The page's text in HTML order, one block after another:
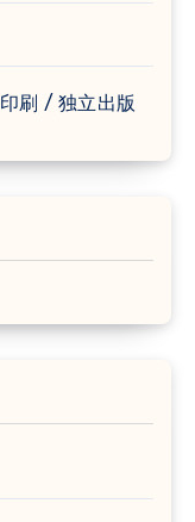
刷 / 独立出版